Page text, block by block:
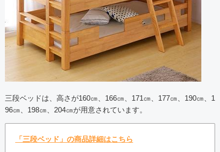
三段ベッドは、高さが160㎝、166㎝、171㎝、177㎝、190㎝、1
96㎝、198㎝、204㎝が用意されています。
「三段ベッド」の商品詳細はこちら